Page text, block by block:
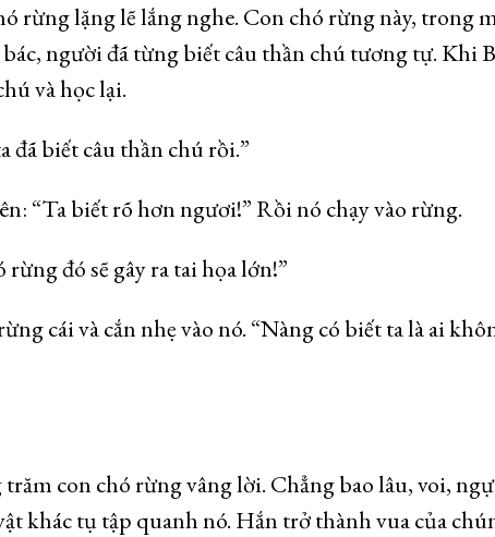
rừng lặng lẽ lắng nghe. Con chó rừng này, trong
người đã từng biết câu thần chú tương tự. Khi
và học lại.
đã biết câu thần chú rồi.”
“Ta biết rõ hơn ngươi!” Rồi nó chạy vào rừng.
đó sẽ gây ra tai họa lớn!”
cái và cắn nhẹ vào nó. “Nàng có biết ta là ai
con chó rừng vâng lời. Chẳng bao lâu, voi,
khác tụ tập quanh nó. Hắn trở thành vua của